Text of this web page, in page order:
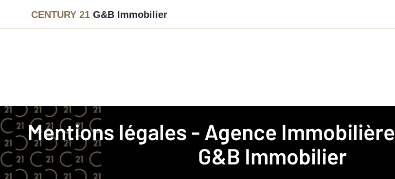
CENTURY 21 G&B Immobilier
Mentions légales - Agence Immobilière
G&B Immobilier
La société
Nom commercial: CENTURY 21 G&B Immobilier
Téléphone
Adresse mail